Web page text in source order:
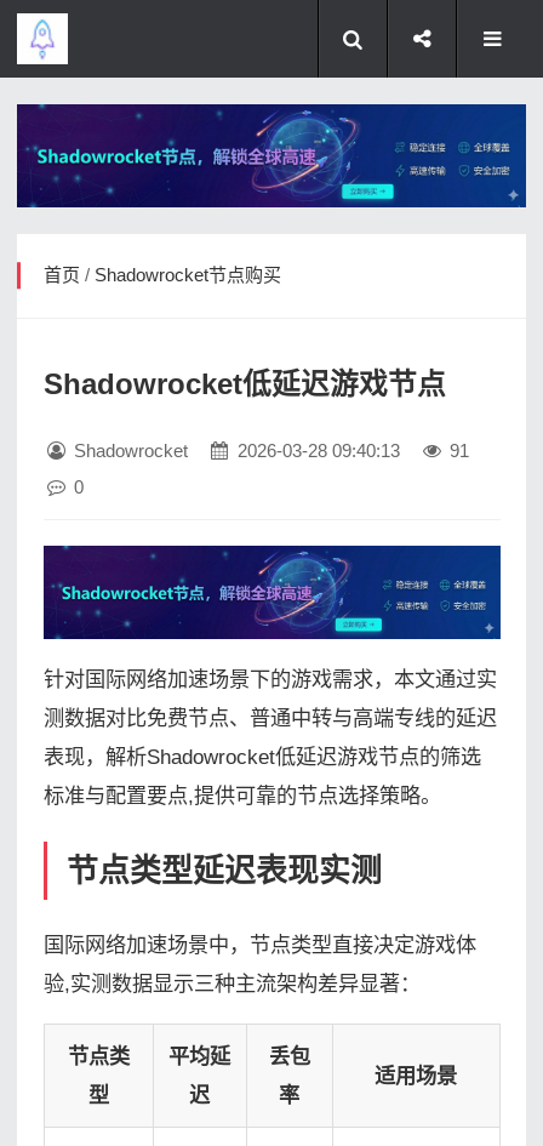
首页 / Shadowrocket节点购买
Shadowrocket低延迟游戏节点
Shadowrocket 2026-03-28 09:40:13
91
0
针对国际网络加速场景下的游戏需求，本文通过实
测数据对比免费节点、普通中转与高端专线的延迟
表现，解析Shadowrocket低延迟游戏节点的筛选
标准与配置要点,提供可靠的节点选择策略。
节点类型延迟表现实测
国际网络加速场景中，节点类型直接决定游戏体
验,实测数据显示三种主流架构差异显著：
节点类
型
平均延
迟
丢包
率
适用场景